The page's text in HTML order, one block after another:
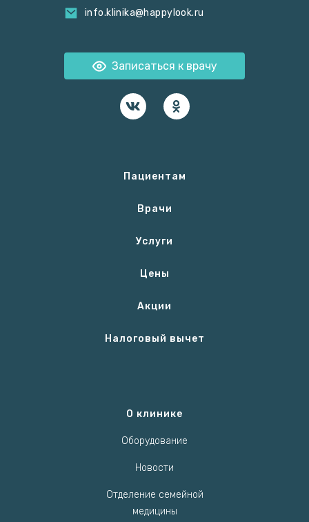
info.klinika@happylook.ru
Записаться к врачу
Пациентам
Врачи
Услуги
Цены
Акции
Налоговый вычет
О клинике
Оборудование
Новости
Отделение семейной
медицины